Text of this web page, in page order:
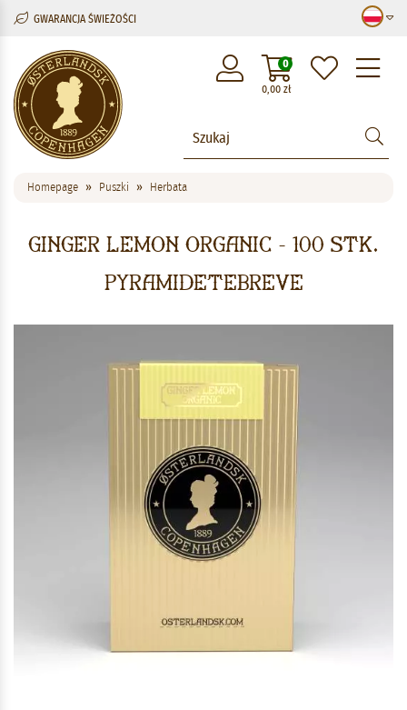
GWARANCJA ŚWIEŻOŚCI
0,00 zł
0
Homepage Puszki Herbata
Ginger Lemon Organic - 100 stk.
pyramidetebreve